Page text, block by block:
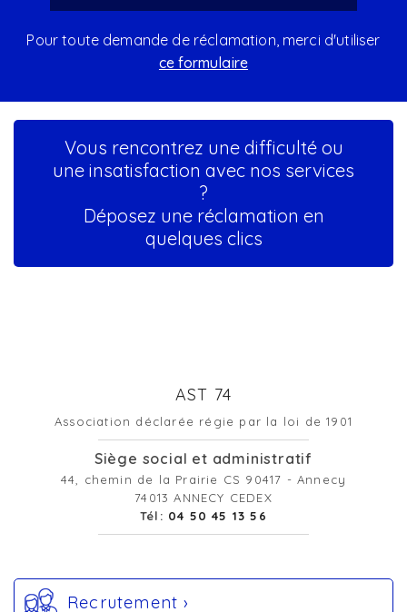
Pour toute demande de réclamation, merci d'utiliser
ce formulaire
Vous rencontrez une difficulté ou
une insatisfaction avec nos services
?
Déposez une réclamation en
quelques clics
AST 74
Association déclarée régie par la loi de 1901
Siège social et administratif
44, chemin de la Prairie CS 90417 - Annecy
74013 ANNECY CEDEX
Tél: 04 50 45 13 56
Recrutement ›